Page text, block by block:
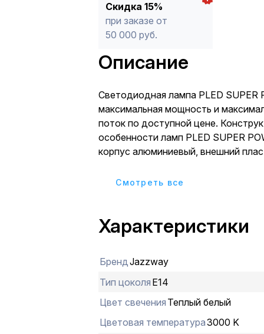
Скидка 15%
при заказе от
50 000 руб.
Описание
Светодиодная лампа PLED SUPER
максимальная мощность и
поток по доступной цене.
особенности ламп PLED SUPER
корпус алюминиевый, внешний пластиковый)
серии мощных ламп с компактными
более 80%. Высокая надёжность.
конструкция. Отсутствие УФ- и ИК-
тяжелых металлов и ртути. Лампы
Частота: 50 Гц.
Cмотреть все
Характеристики
БрендJazzway
Тип цоколя E14
Цвет свечения Теплый белый
Цветовая температура3000 K